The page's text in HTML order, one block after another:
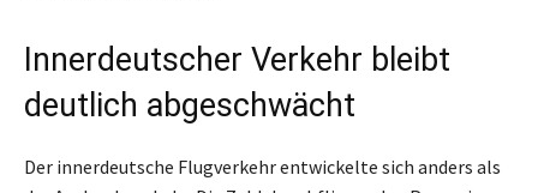
Innerdeutscher Verkehr bleibt
deutlich abgeschwächt
Der innerdeutsche Flugverkehr entwickelte sich anders als